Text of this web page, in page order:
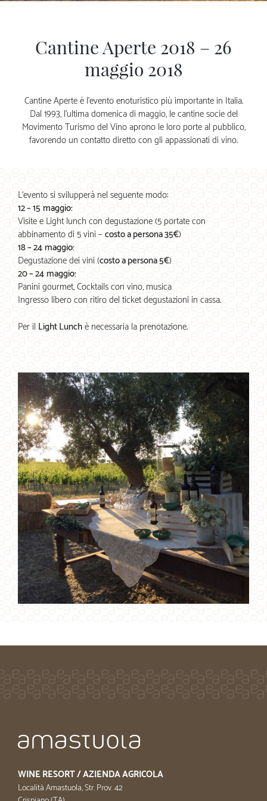
Cantine Aperte 2018 – 26
maggio 2018
Cantine Aperte è l’evento enoturistico più importante in Italia.
Dal 1993, l’ultima domenica di maggio, le cantine socie del
Movimento Turismo del Vino aprono le loro porte al pubblico,
favorendo un contatto diretto con gli appassionati di vino.
L’evento si svilupperà nel seguente modo:
12 – 15 maggio:
Visite e Light lunch con degustazione (5 portate con
abbinamento di 5 vini –costo a persona 35€)
18 – 24 maggio:
Degustazione dei vini (costo a persona 5€)
20 – 24 maggio:
Panini gourmet, Cocktails con vino, musica
Ingresso libero con ritiro del ticket degustazioni in cassa.
Per il Light Lunchè necessaria la prenotazione.
WINE RESORT / AZIENDA AGRICOLA
Località Amastuola, Str. Prov. 42